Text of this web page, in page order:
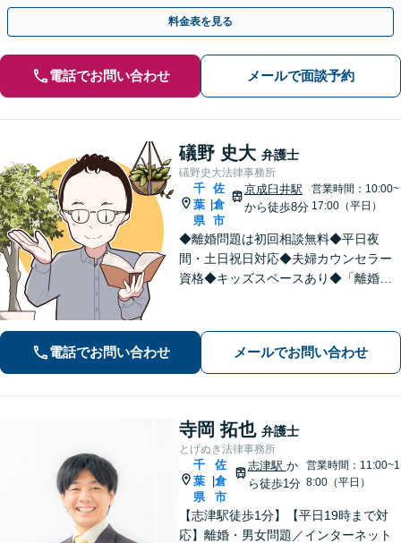
く、費用を可能な限り安くすることにこだわります。
料金表を見る
電話でお問い合わせ メールで面談予約
礒野 史大 弁護士
礒野史大法律事務所
千
葉
県
|
佐
倉
市
京成臼井駅
から徒歩8分
営業時間：10:00~
17:00（平日）
◆離婚問題は初回相談無料◆平日夜
間・土日祝日対応◆夫婦カウンセラー
資格◆キッズスペースあり◆「離婚・
たい！」が私の信条。【京成臼井駅か
ら徒歩8分】【専用駐車場】
電話でお問い合わせ メールでお問い合わせ
寺岡 拓也 弁護士
とげぬき法律事務所
千
葉
県
佐
倉
市
志津駅 か
ら徒歩1分
営業時間：11:00~1
8:00（平日）
【志津駅徒歩1分】【平日19時まで対
応】離婚・男女問題／インターネット